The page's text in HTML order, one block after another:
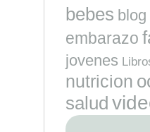
bebes blog
embarazo
jovenes
nutricion
salud